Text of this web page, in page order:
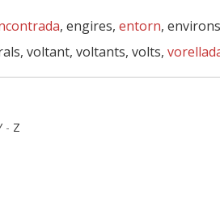
, engires, entorn,
voltant, voltants, volts,
- Z